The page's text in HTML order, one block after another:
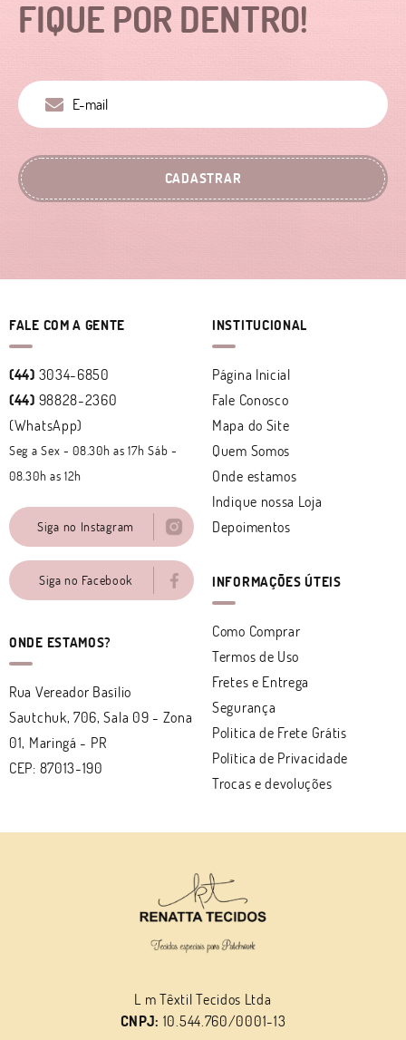
FIQUE POR DENTRO!
CADASTRAR
FALE COM A GENTE
(44) 3034-6850
(44) 98828-2360
(WhatsApp)
Seg a Sex - 08.30h as 17h Sáb -
08.30h as 12h
Siga no Instagram
Siga no Facebook
ONDE ESTAMOS?
Rua Vereador Basílio
Sautchuk, 706, Sala 09 - Zona
01, Maringá - PR
CEP: 87013-190
INSTITUCIONAL
Página Inicial
Fale Conosco
Mapa do Site
Quem Somos
Onde estamos
Indique nossa Loja
Depoimentos
INFORMAÇÕES ÚTEIS
Como Comprar
Termos de Uso
Fretes e Entrega
Segurança
Politica de Frete Grátis
Política de Privacidade
Trocas e devoluções
L m Têxtil Tecidos Ltda
CNPJ: 10.544.760/0001-13